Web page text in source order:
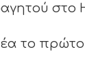
στο
το